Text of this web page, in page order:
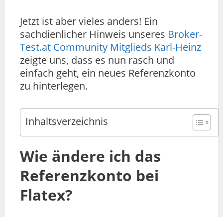
Jetzt ist aber vieles anders! Ein
sachdienlicher Hinweis unseres Broker-
Test.at Community Mitglieds Karl-Heinz
zeigte uns, dass es nun rasch und
einfach geht, ein neues Referenzkonto
zu hinterlegen.
Inhaltsverzeichnis
Wie ändere ich das
Referenzkonto bei
Flatex?